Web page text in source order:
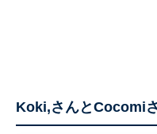
Koki,さんとCocomi